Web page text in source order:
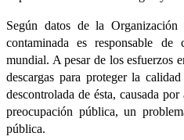
Según datos de la
contaminada es responsable
mundial. A pesar de los esfuerzos
descargas para proteger la
descontrolada de ésta, causada
preocupación pública, un
pública.